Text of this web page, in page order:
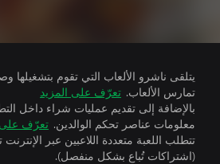
تمارس الألعاب. تعرّف على المزيد
بالإضافة إلى تقديم عمليات شراء داخل
معلومات عناصر تحكم الوالدين. تعرّف على
(اشتراكات تُباع بشكل منفصل).